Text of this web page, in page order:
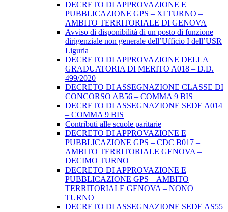
DECRETO DI APPROVAZIONE E
PUBBLICAZIONE GPS – XI TURNO –
AMBITO TERRITORIALE DI GENOVA
Avviso di disponibilità di un posto di funzione
dirigenziale non generale dell’Ufficio I dell’USR
Liguria
DECRETO DI APPROVAZIONE DELLA
GRADUATORIA DI MERITO A018 – D.D.
499/2020
DECRETO DI ASSEGNAZIONE CLASSE DI
CONCORSO AB56 – COMMA 9 BIS
DECRETO DI ASSEGNAZIONE SEDE A014
– COMMA 9 BIS
Contributi alle scuole paritarie
DECRETO DI APPROVAZIONE E
PUBBLICAZIONE GPS – CDC B017 –
AMBITO TERRITORIALE GENOVA –
DECIMO TURNO
DECRETO DI APPROVAZIONE E
PUBBLICAZIONE GPS – AMBITO
TERRITORIALE GENOVA – NONO
TURNO
DECRETO DI ASSEGNAZIONE SEDE AS55